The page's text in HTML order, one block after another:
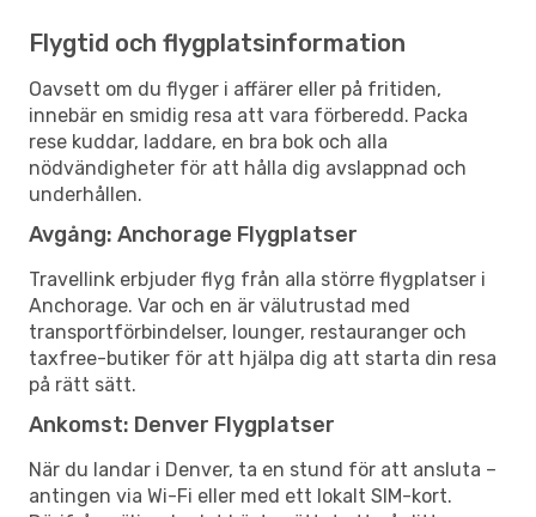
Flygtid och flygplatsinformation
Oavsett om du flyger i affärer eller på fritiden,
innebär en smidig resa att vara förberedd. Packa
rese kuddar, laddare, en bra bok och alla
nödvändigheter för att hålla dig avslappnad och
underhållen.
Avgång: Anchorage Flygplatser
Travellink erbjuder flyg från alla större flygplatser i
Anchorage. Var och en är välutrustad med
transportförbindelser, lounger, restauranger och
taxfree-butiker för att hjälpa dig att starta din resa
på rätt sätt.
Ankomst: Denver Flygplatser
När du landar i Denver, ta en stund för att ansluta –
antingen via Wi-Fi eller med ett lokalt SIM-kort.